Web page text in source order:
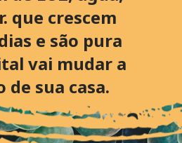
que crescem
e são pura
vai mudar a
de sua casa.